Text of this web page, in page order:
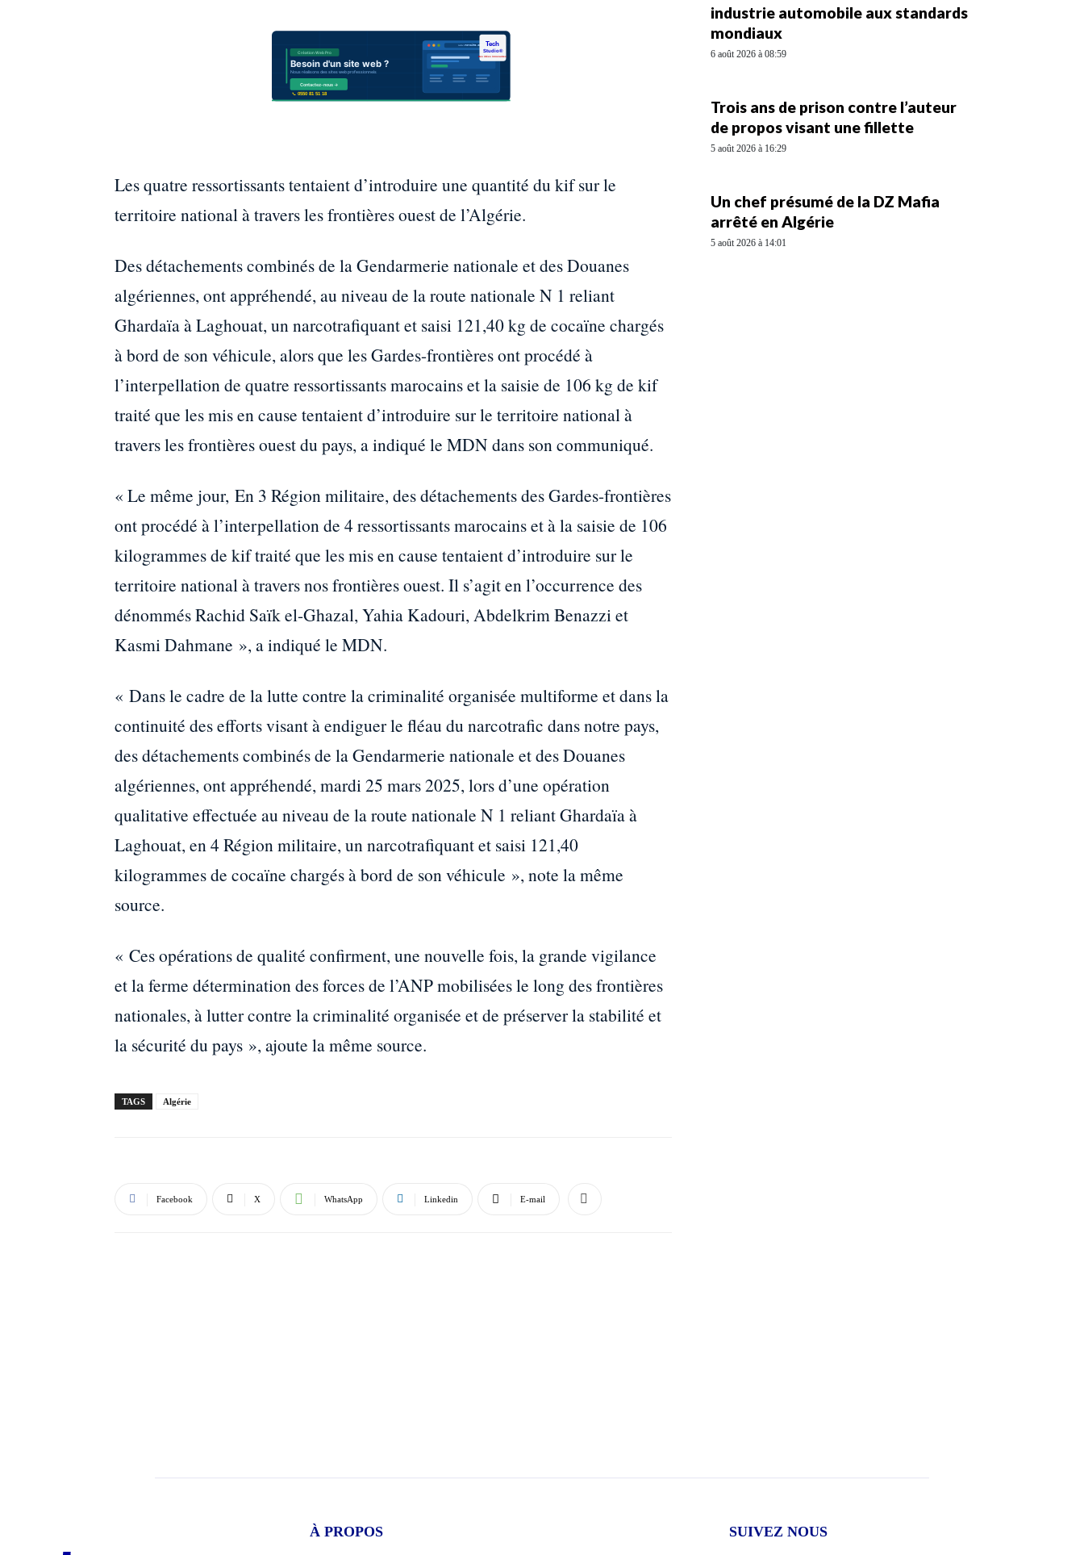
Les quatre ressortissants tentaient d’introduire une quantité du kif sur le
territoire national à travers les frontières ouest de l’Algérie.
Des détachements combinés de la Gendarmerie nationale et des Douanes
algériennes, ont appréhendé, au niveau de la route nationale N 1 reliant
Ghardaïa à Laghouat, un narcotrafiquant et saisi 121,40 kg de cocaïne chargés
à bord de son véhicule, alors que les Gardes-frontières ont procédé à
l’interpellation de quatre ressortissants marocains et la saisie de 106 kg de kif
traité que les mis en cause tentaient d’introduire sur le territoire national à
travers les frontières ouest du pays, a indiqué le MDN dans son communiqué.
« Le même jour, En 3 Région militaire, des détachements des Gardes-frontières
ont procédé à l’interpellation de 4 ressortissants marocains et à la saisie de 106
kilogrammes de kif traité que les mis en cause tentaient d’introduire sur le
territoire national à travers nos frontières ouest. Il s’agit en l’occurrence des
dénommés Rachid Saïk el-Ghazal, Yahia Kadouri, Abdelkrim Benazzi et
Kasmi Dahmane », a indiqué le MDN.
« Dans le cadre de la lutte contre la criminalité organisée multiforme et dans la
continuité des efforts visant à endiguer le fléau du narcotrafic dans notre pays,
des détachements combinés de la Gendarmerie nationale et des Douanes
algériennes, ont appréhendé, mardi 25 mars 2025, lors d’une opération
qualitative effectuée au niveau de la route nationale N 1 reliant Ghardaïa à
Laghouat, en 4 Région militaire, un narcotrafiquant et saisi 121,40
kilogrammes de cocaïne chargés à bord de son véhicule », note la même
source.
« Ces opérations de qualité confirment, une nouvelle fois, la grande vigilance
et la ferme détermination des forces de l’ANP mobilisées le long des frontières
nationales, à lutter contre la criminalité organisée et de préserver la stabilité et
la sécurité du pays », ajoute la même source.
TAGS Algérie
Facebook X WhatsApp Linkedin E-mail
industrie automobile aux standards
mondiaux
6 août 2026 à 08:59
Trois ans de prison contre l’auteur
de propos visant une fillette
5 août 2026 à 16:29
Un chef présumé de la DZ Mafia
arrêté en Algérie
5 août 2026 à 14:01
À PROPOS SUIVEZ NOUS